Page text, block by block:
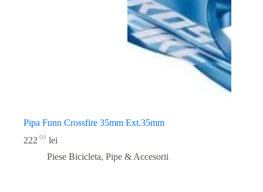
Pipa Funn Crossfire 35mm Ext.35mm
222 00 lei
Piese Bicicleta, Pipe & Accesorii